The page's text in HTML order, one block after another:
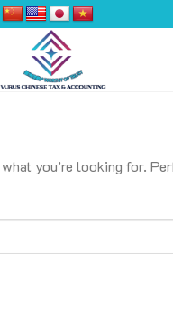
you’re looking for.